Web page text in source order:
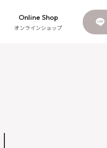
Online Shop
オンラインショップ